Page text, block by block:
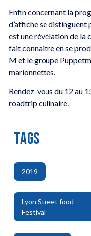
Enfin concernant la
d’affiche se distinguent
est une révélation de la
fait connaitre en se
M et le groupe
marionnettes.
Rendez-vous du 12 au
roadtrip culinaire.
TAGS
2019
,
Lyon Street food
Festival
,